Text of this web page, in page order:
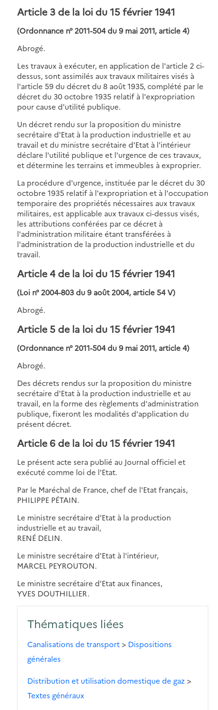
Article 3 de la loi du 15 février 1941
(Ordonnance n° 2011-504 du 9 mai 2011, article 4)
Abrogé.
Les travaux à exécuter, en application de l'article 2 ci-
dessus, sont assimilés aux travaux militaires visés à
l'article 59 du décret du 8 août 1935, complété par le
décret du 30 octobre 1935 relatif à l'expropriation
pour cause d'utilité publique.
Un décret rendu sur la proposition du ministre
secrétaire d'Etat à la production industrielle et au
travail et du ministre secrétaire d'Etat à l'intérieur
déclare l'utilité publique et l'urgence de ces travaux,
et détermine les terrains et immeubles à exproprier.
La procédure d'urgence, instituée par le décret du 30
octobre 1935 relatif à l'expropriation et à l'occupation
temporaire des propriétés nécessaires aux travaux
militaires, est applicable aux travaux ci-dessus visés,
les attributions conférées par ce décret à
l'administration militaire étant transférées à
l'administration de la production industrielle et du
travail.
Article 4 de la loi du 15 février 1941
(Loi n° 2004-803 du 9 août 2004, article 54 V)
Abrogé.
Article 5 de la loi du 15 février 1941
(Ordonnance n° 2011-504 du 9 mai 2011, article 4)
Abrogé.
Des décrets rendus sur la proposition du ministre
secrétaire d'Etat à la production industrielle et au
travail, en la forme des règlements d'administration
publique, fixeront les modalités d'application du
présent décret.
Article 6 de la loi du 15 février 1941
Le présent acte sera publié au Journal officiel et
exécuté comme loi de l'Etat.
Par le Maréchal de France, chef de l'Etat français,
PHILIPPE PÉTAIN.
Le ministre secrétaire d'Etat à la production
industrielle et au travail,
RENÉ DELIN.
Le ministre secrétaire d'Etat à l'intérieur,
MARCEL PEYROUTON.
Le ministre secrétaire d'Etat aux finances,
YVES DOUTHILLIER.
Thématiques liées
Canalisations de transport> Dispositions
générales
Distribution et utilisation domestique de gaz >
Textes généraux